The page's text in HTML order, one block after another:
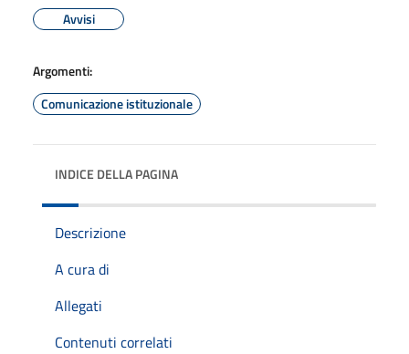
Avvisi
Argomenti:
Comunicazione istituzionale
INDICE DELLA PAGINA
Descrizione
A cura di
Allegati
Contenuti correlati